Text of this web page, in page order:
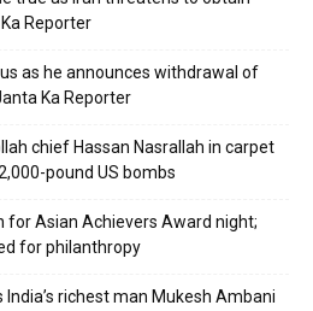
Reporter
as he announces withdrawal of
Ka Reporter
chief Hassan Nasrallah in carpet
pound US bombs
for Asian Achievers Award night;
for philanthropy
richest man Mukesh Ambani